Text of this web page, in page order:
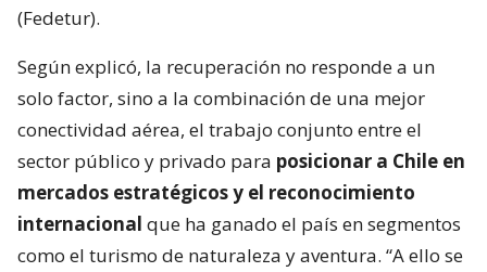
(Fedetur).
Según explicó, la recuperación no responde a un
solo factor, sino a la combinación de una mejor
conectividad aérea, el trabajo conjunto entre el
sector público y privado para posicionar a Chile en
mercados estratégicos y el reconocimiento
internacional que ha ganado el país en segmentos
como el turismo de naturaleza y aventura. “A ello se